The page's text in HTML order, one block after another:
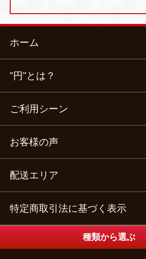
ホーム
"円"とは？
ご利用シーン
お客様の声
配送エリア
特定商取引法に基づく表示
種類から選ぶ